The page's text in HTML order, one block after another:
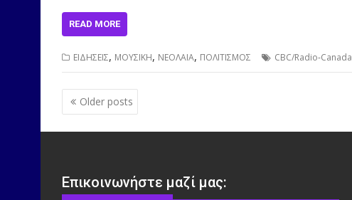
READ MORE
ΕΙΔΗΣΕΙΣ, ΜΟΥΣΙΚΗ, ΝΕΟΛΑΙΑ, ΠΟΛΙΤΙΣΜΟΣ CBC/Radio‑Canada
Posts
navigation
Older posts
Επικοινωνήστε μαζί μας: